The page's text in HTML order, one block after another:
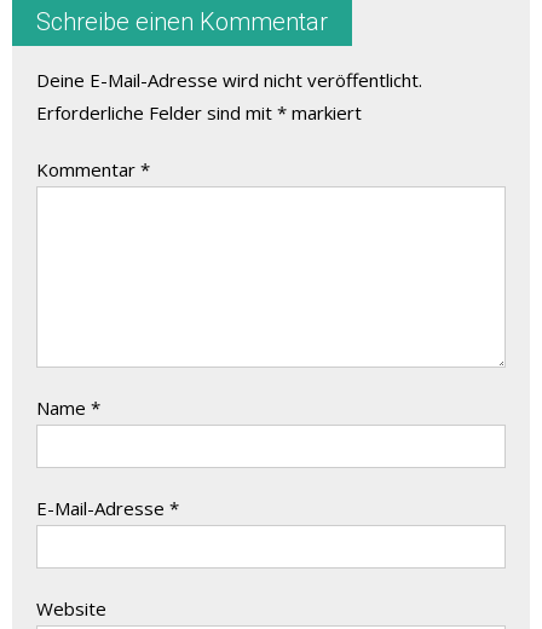
Schreibe einen Kommentar
Deine E-Mail-Adresse wird nicht veröffentlicht.
Erforderliche Felder sind mit * markiert
Kommentar *
Name *
E-Mail-Adresse *
Website